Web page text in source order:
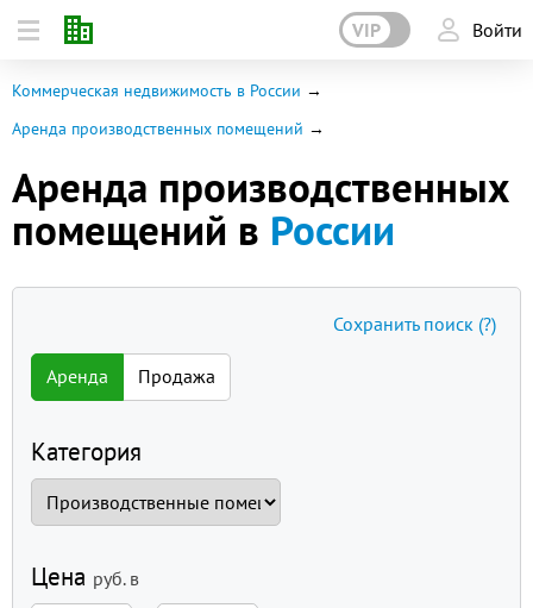
VIP Войти
Коммерческая недвижимость в России
Аренда производственных помещений
Аренда производственных
помещений в России
Аренда Продажа
Категория
Цена руб. в
Сохранить поиск (?)